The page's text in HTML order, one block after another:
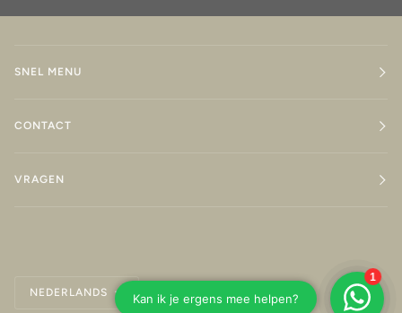
SNEL MENU
CONTACT
VRAGEN
Taal
NEDERLANDS